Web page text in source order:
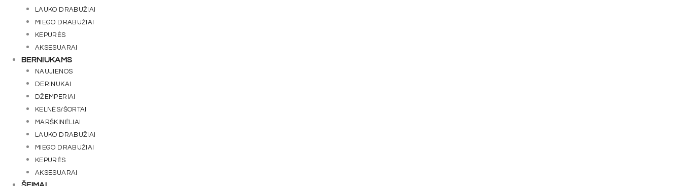
LAUKO DRABUŽIAI
MIEGO DRABUŽIAI
KEPURĖS
AKSESUARAI
BERNIUKAMS
NAUJIENOS
DERINUKAI
DŽEMPERIAI
KELNĖS/ŠORTAI
MARŠKINĖLIAI
LAUKO DRABUŽIAI
MIEGO DRABUŽIAI
KEPURĖS
AKSESUARAI